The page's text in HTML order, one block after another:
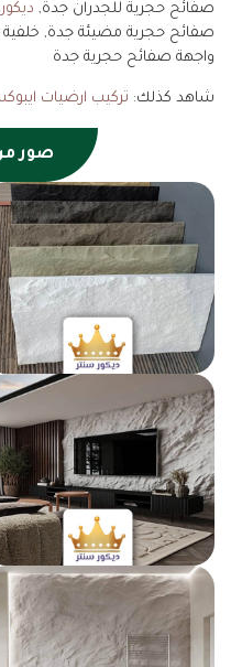
صفائح حجرية للجدران جدة,
صفائح حجرية مضيئة جدة, خلفية
واجهة صفائح حجرية جدة
شاهد كذلك: تركيب ارضيات
صور